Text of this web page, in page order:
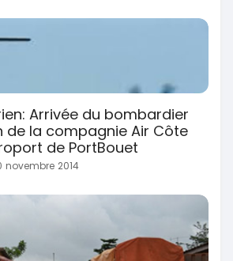
Arrivée du bombardier
de la compagnie Air Côte
de PortBouet
novembre 2014